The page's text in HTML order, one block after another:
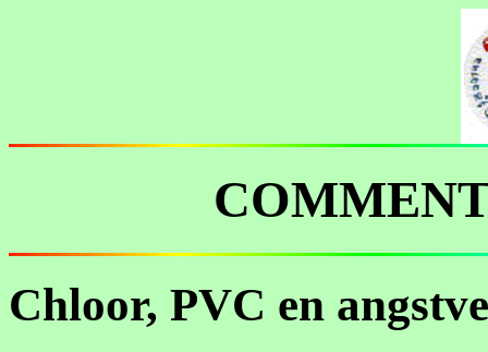
Chloor, PVC en